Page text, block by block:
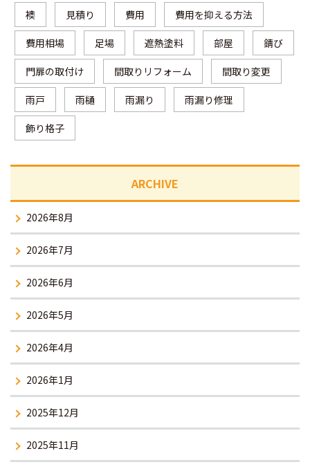
襖 見積り 費用 費用を抑える方法
費用相場 足場 遮熱塗料 部屋 錆び
門扉の取付け 間取りリフォーム 間取り変更
雨戸 雨樋 雨漏り 雨漏り修理
飾り格子
ARCHIVE
2026年8月
2026年7月
2026年6月
2026年5月
2026年4月
2026年1月
2025年12月
2025年11月